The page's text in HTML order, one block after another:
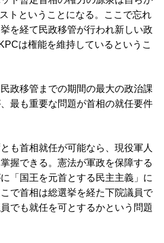
トということになる。ここで忘れ
を経て民政移管が行われ新しい政
は権能を維持しているというこ
政移管までの期間の最大の政治課
最も重要な問題が首相の就任要件
も首相就任が可能なら、現役軍人
握できる。憲法が軍政を保障する
「国王を元首とする民主主義」に
で首相は総選挙を経た下院議員で
でも就任を可とするかという問題